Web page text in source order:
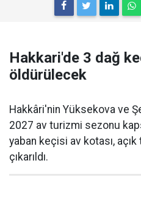
Hakkari'de 3 dağ
öldürülecek
Hakkâri'nin Yüksekova ve
2027 av turizmi sezonu
yaban keçisi av kotası,
çıkarıldı.